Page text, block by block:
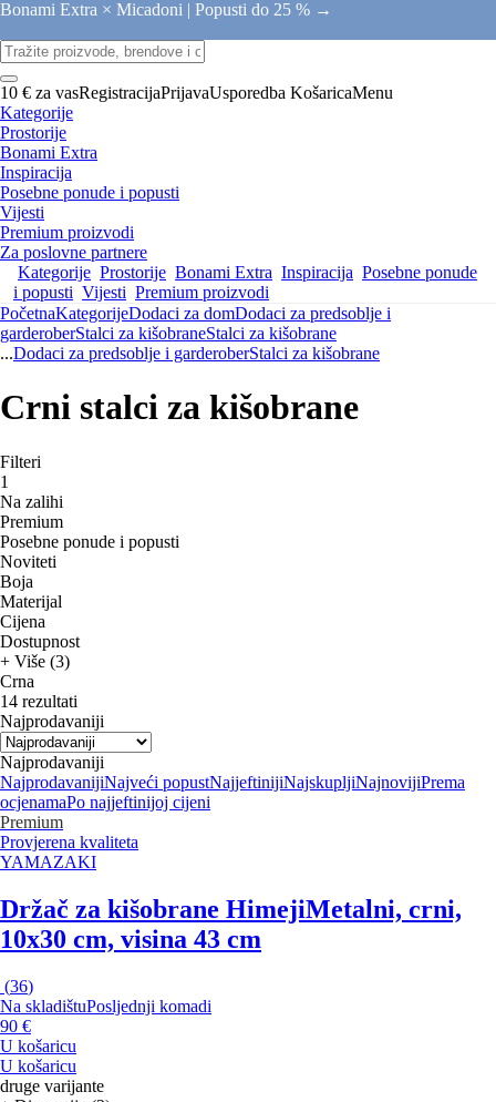
Bonami Extra × Micadoni | Popusti do 25 % →
10 € za vasRegistracijaPrijavaUsporedba KošaricaMenu
Kategorije
Prostorije
Bonami Extra
Inspiracija
Posebne ponude i popusti
Vijesti
Premium proizvodi
Za poslovne partnere
Kategorije Prostorije Bonami Extra Inspiracija Posebne ponude
i popusti Vijesti Premium proizvodi
PočetnaKategorijeDodaci za domDodaci za predsoblje i
garderoberStalci za kišobraneStalci za kišobrane
...Dodaci za predsoblje i garderoberStalci za kišobrane
Crni stalci za kišobrane
Filteri
1
Na zalihi
Premium
Posebne ponude i popusti
Noviteti
Boja
Materijal
Cijena
Dostupnost
+ Više (3)
Crna
14 rezultati
Najprodavaniji
Najprodavaniji
NajprodavanijiNajveći popustNajjeftinijiNajskupljiNajnovijiPrema
ocjenamaPo najjeftinijoj cijeni
Premium
Provjerena kvaliteta
YAMAZAKI
Držač za kišobrane HimejiMetalni, crni,
10x30 cm, visina 43 cm
(36)
Na skladištuPosljednji komadi
90 €
U košaricu
U košaricu
druge varijante